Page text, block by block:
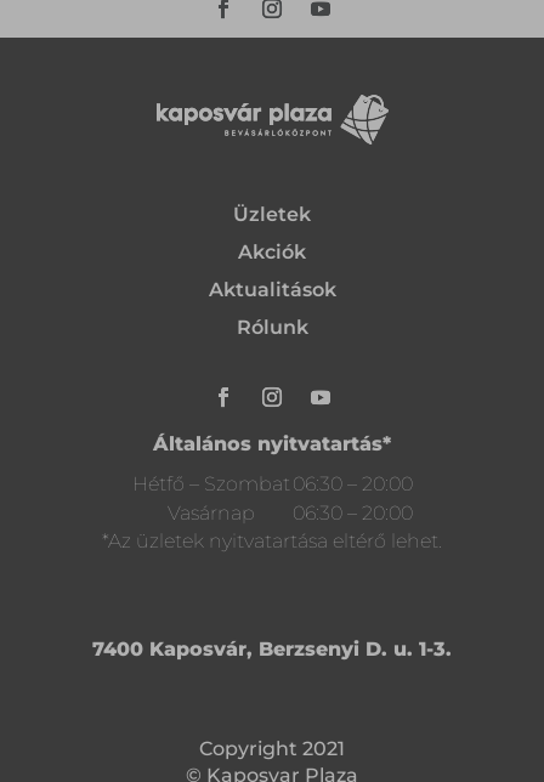
Üzletek
Akciók
Aktualitások
Rólunk
Általános nyitvatartás*
Hétfő – Szombat 06:30 – 20:00
Vasárnap
06:30 – 20:00
*Az üzletek nyitvatartása eltérő lehet.
7400 Kaposvár, Berzsenyi D. u. 1-3.
Copyright 2021
© Kaposvar Plaza